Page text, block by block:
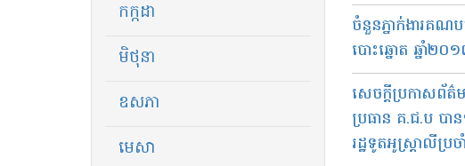
កក្កដា
មិថុនា
ឧសភា
មេសា
ចំនួន​ភ្នាក់ងារ​គណ
បោះឆ្នោត​ ឆ្នាំ​២០
សេចក្ដី​ប្រកាសព័
ប្រធាន គ.ជ.ប ប
រដ្ឋទូត​អូស្ត្រាលី​ប្រច